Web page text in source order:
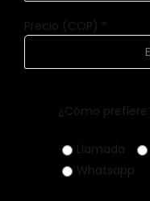
Precio (COP) *
¿Cómo
Llamada
Whatsapp